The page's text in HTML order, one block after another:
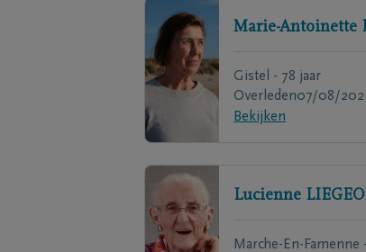
Marie-Antoinette
Gistel - 78 jaar
Overleden07/08/
Bekijken
Lucienne
Marche-En-Famenne